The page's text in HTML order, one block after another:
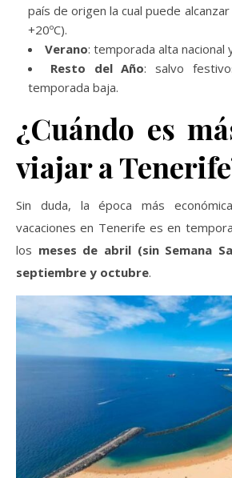
país de origen la cual puede alcanzar
+20ºC).
Verano: temporada alta nacional
Resto del Año: salvo
temporada baja.
¿Cuándo es
viajar a
Sin duda, la época más
vacaciones en Tenerife es en
los meses de abril (sin Semana
septiembre y octubre.